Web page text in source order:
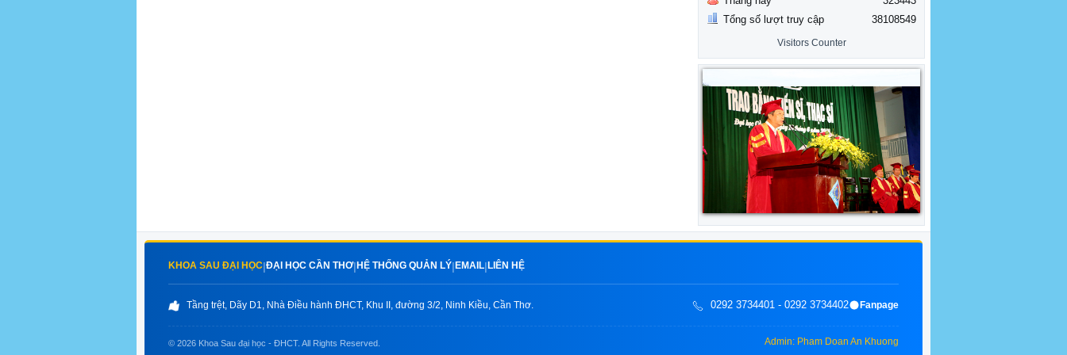
Tổng số lượt truy cập
38108549
Visitors Counter
KHOA SAU ĐẠI HỌC ĐẠI HỌC CẦN THƠ| HỆ THỐNG QUẢN LÝ EMAIL LIÊN HỆ
Tầng trệt, Dãy D1, Nhà Điều hành ĐHCT, Khu II, đường 3/2, Ninh Kiều, Cần Thơ. 0292 3734401 - 0292 3734402 Fanpage
© 2026 Khoa Sau đại học - ĐHCT. All Rights Reserved. Admin: Pham Doan An Khuong